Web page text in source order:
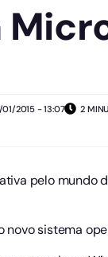
2015 - 13:07 2
pelo mundo
sistema